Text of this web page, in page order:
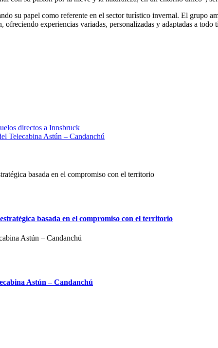
su papel como referente en el sector turístico invernal. El grupo
experiencias variadas, personalizadas y adaptadas a todo
directos a Innsbruck
Telecabina Astún – Candanchú
basada en el compromiso con el territorio
Astún – Candanchú